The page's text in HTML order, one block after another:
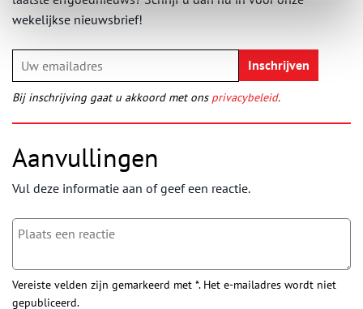
wekelijkse nieuwsbrief!
Bij inschrijving gaat u akkoord met ons privacybeleid.
Aanvullingen
Vul deze informatie aan of geef een reactie.
Vereiste velden zijn gemarkeerd met *. Het e-mailadres wordt niet
gepubliceerd.